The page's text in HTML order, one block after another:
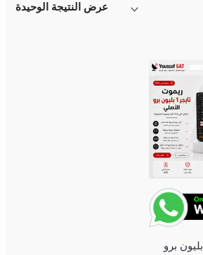
عرض النتيجة الوحيدة
ريموت تايجر 1 بليون برو
هو:
700 EGP.